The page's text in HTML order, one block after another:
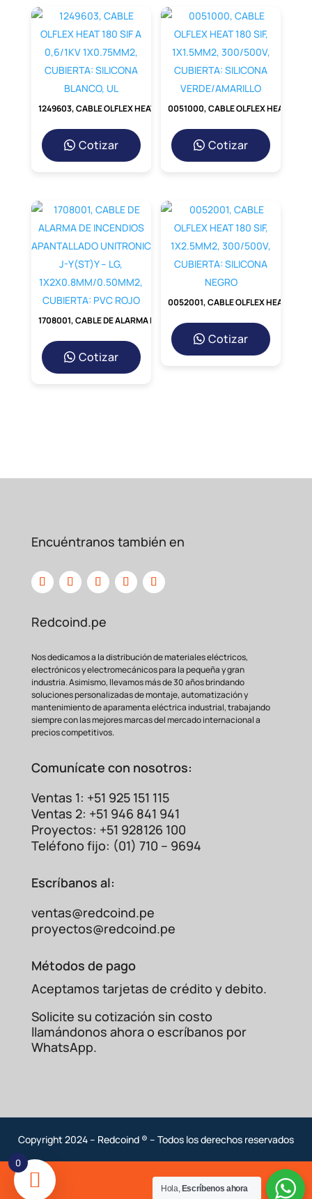
Cotizar Cotizar
Cotizar
Cotizar
Encuéntranos también en
Redcoind.pe
Nos dedicamos a la distribución de materiales eléctricos,
electrónicos y electromecánicos para la pequeña y gran
industria. Asimismo, llevamos más de 30 años brindando
soluciones personalizadas de montaje, automatización y
mantenimiento de aparamenta eléctrica industrial, trabajando
siempre con las mejores marcas del mercado internacional a
precios competitivos.
Comunícate con nosotros:
Ventas 1: +51 925 151 115
Ventas 2: +51 946 841 941
Proyectos: +51 928126 100
Teléfono fijo: (01) 710 – 9694
Escríbanos al:
ventas@redcoind.pe
proyectos@redcoind.pe
Métodos de pago
Aceptamos tarjetas de crédito y debito.
Solicite su cotización sin costo
llamándonos ahora o escríbanos por
WhatsApp.
Copyright 2024 – Redcoind ® – Todos los derechos reservados
Hola, Escríbenos ahora
0